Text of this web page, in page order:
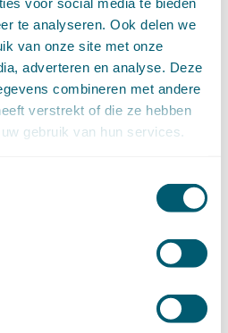
te analyseren. Ook delen we
van onze site met onze
adverteren en analyse. Deze
combineren met andere
verstrekt of die ze hebben
gebruik van hun services.